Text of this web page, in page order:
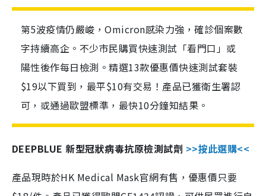
第5波疫情仍嚴峻，Omicron感染力強，確診個案數
字持續高企。不少市民購買快速測試「看門口」或
陽性後作每日檢測。精選13款優惠價快速測試套裝
$19以下買到，最平$10有交易！產品已獲衛生署認
可，或通過歐盟標準，最快10分鐘知結果。
DEEPBLUE 新型冠狀病毒抗原檢測試劑 >>按此選購<<
產品現時於HK Medical Mask官網有售，優惠價只要